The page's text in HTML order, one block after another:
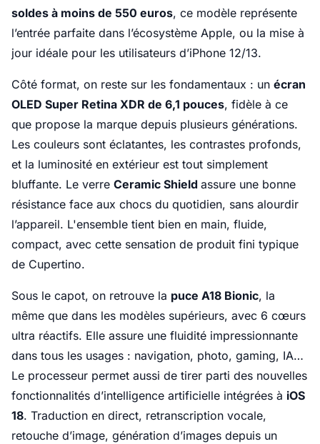
soldes à moins de 550 euros, ce modèle représente
l’entrée parfaite dans l’écosystème Apple, ou la mise à
jour idéale pour les utilisateurs d’iPhone 12/13.
Côté format, on reste sur les fondamentaux : un écran
OLED Super Retina XDR de 6,1 pouces, fidèle à ce
que propose la marque depuis plusieurs générations.
Les couleurs sont éclatantes, les contrastes profonds,
et la luminosité en extérieur est tout simplement
bluffante. Le verre Ceramic Shield assure une bonne
résistance face aux chocs du quotidien, sans alourdir
l’appareil. L'ensemble tient bien en main, fluide,
compact, avec cette sensation de produit fini typique
de Cupertino.
Sous le capot, on retrouve la puce A18 Bionic, la
même que dans les modèles supérieurs, avec 6 cœurs
ultra réactifs. Elle assure une fluidité impressionnante
dans tous les usages : navigation, photo, gaming, IA…
Le processeur permet aussi de tirer parti des nouvelles
fonctionnalités d’intelligence artificielle intégrées à iOS
18. Traduction en direct, retranscription vocale,
retouche d’image, génération d’images depuis un